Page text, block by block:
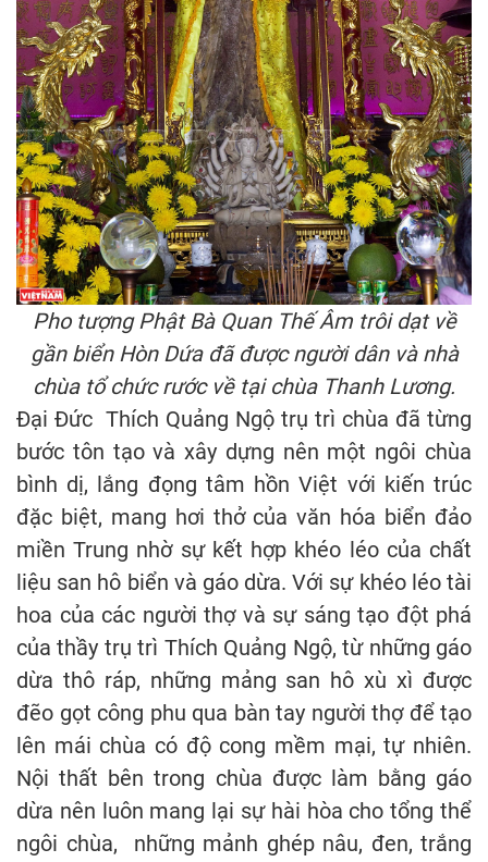
Pho tượng Phật Bà Quan Thế Âm trôi dạt về
gần biển Hòn Dứa đã được người dân và nhà
chùa tổ chức rước về tại chùa Thanh Lương.
Đại Đức Thích Quảng Ngộ trụ trì chùa đã từng
bước tôn tạo và xây dựng nên một ngôi chùa
bình dị, lắng đọng tâm hồn Việt với kiến trúc
đặc biệt, mang hơi thở của văn hóa biển đảo
miền Trung nhờ sự kết hợp khéo léo của chất
liệu san hô biển và gáo dừa. Với sự khéo léo tài
hoa của các người thợ và sự sáng tạo đột phá
của thầy trụ trì Thích Quảng Ngộ, từ những gáo
dừa thô ráp, những mảng san hô xù xì được
đẽo gọt công phu qua bàn tay người thợ để tạo
lên mái chùa có độ cong mềm mại, tự nhiên.
Nội thất bên trong chùa được làm bằng gáo
dừa nên luôn mang lại sự hài hòa cho tổng thể
ngôi chùa, những mảnh ghép nâu, đen, trắng